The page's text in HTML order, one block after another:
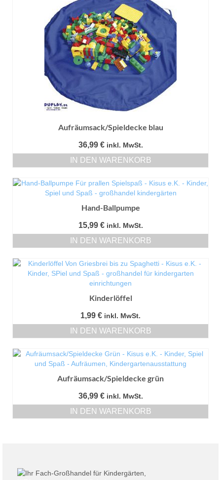
Aufräumsack/Spieldecke blau
36,99 € inkl. MwSt.
IN DEN WARENKORB
Hand-Ballpumpe
15,99 € inkl. MwSt.
IN DEN WARENKORB
Kinderlöffel
1,99 € inkl. MwSt.
IN DEN WARENKORB
Aufräumsack/Spieldecke grün
36,99 € inkl. MwSt.
IN DEN WARENKORB